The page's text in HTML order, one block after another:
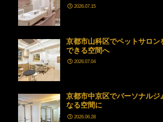
2026.07.15
京都市山科区でペットサロ
できる空間へ
2026.07.04
京都市中京区でパーソナルジ
なる空間に
2026.06.28